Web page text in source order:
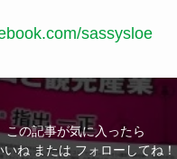
sassysloe
この記事が気に入ったら
ね または フォローしてね！